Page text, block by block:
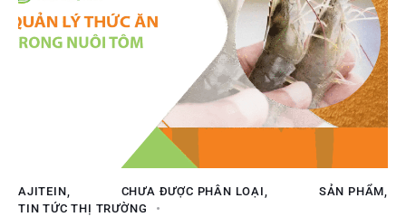
AJITEIN CHƯA ĐƯỢC PHÂN LOẠI SẢN PHẨM
TIN TỨC THỊ TRƯỜNG